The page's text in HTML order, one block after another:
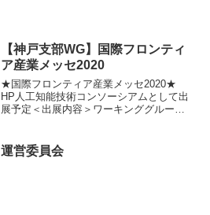
【神戸支部WG】国際フロンティ
ア産業メッセ2020
★国際フロンティア産業メッセ2020★
HP人工知能技術コンソーシアムとして出
展予定＜出展内容＞ワーキンググループ
いただきます。
運営委員会